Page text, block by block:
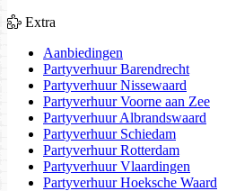
Extra
Aanbiedingen
Partyverhuur Barendrecht
Partyverhuur Nissewaard
Partyverhuur Voorne aan Zee
Partyverhuur Albrandswaard
Partyverhuur Schiedam
Partyverhuur Rotterdam
Partyverhuur Vlaardingen
Partyverhuur Hoeksche Waard